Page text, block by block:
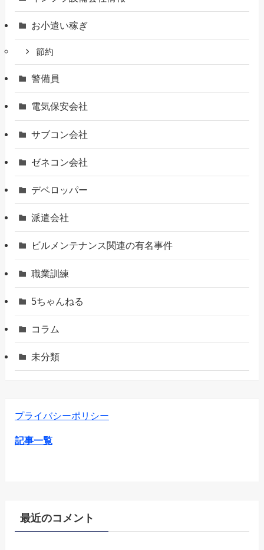
お小遣い稼ぎ
節約
警備員
電気保安会社
サブコン会社
ゼネコン会社
デベロッパー
派遣会社
ビルメンテナンス関連の有名事件
職業訓練
5ちゃんねる
コラム
未分類
プライバシーポリシー
記事一覧
最近のコメント